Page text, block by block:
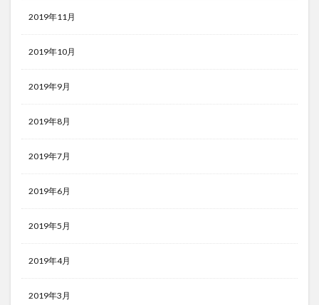
2019年11月
2019年10月
2019年9月
2019年8月
2019年7月
2019年6月
2019年5月
2019年4月
2019年3月